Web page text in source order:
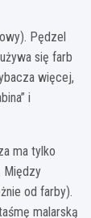
Pędzel
się farb
więcej,
i
ma tylko
Między
od farby).
malarską